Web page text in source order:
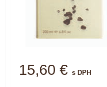
15,60 € s DPH